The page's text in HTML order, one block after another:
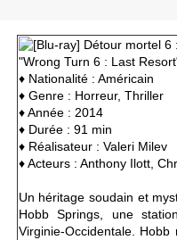
"Wrong Turn 6 : Last
♦ Nationalité : Américain
♦ Genre : Horreur, Thriller
♦ Année : 2014
♦ Durée : 91 min
♦ Réalisateur : Valeri Milev
♦ Acteurs : Anthony Ilott,
Un héritage soudain et
Hobb Springs, une
Virginie-Occidentale.